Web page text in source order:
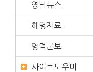
영덕뉴스
해명자료
영덕군보
사이트도우미